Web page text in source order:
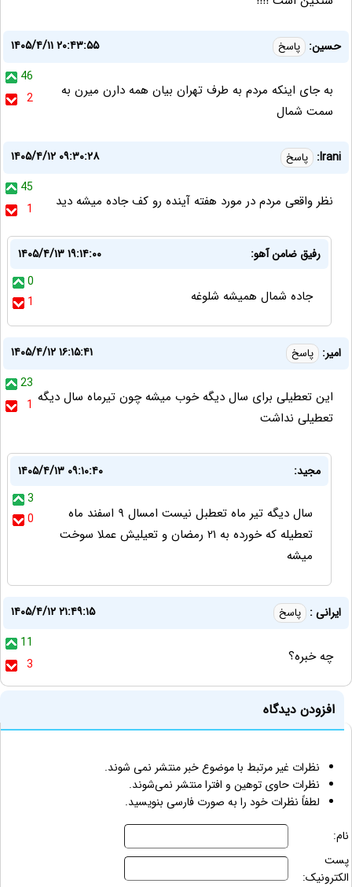
حسین: پاسخ
۱۴۰۵/۴/۱۱ ۲۰:۴۳:۵۵
46
2
به جای اینکه مردم به طرف تهران بیان همه دارن میرن به
سمت شمال
Irani: پاسخ
۱۴۰۵/۴/۱۲ ۰۹:۳۰:۲۸
45
1
نظر واقعی مردم در مورد هفته آینده رو کف جاده میشه دید
رفیق ضامن آهو:
۱۴۰۵/۴/۱۳ ۱۹:۱۴:۰۰
0
1
جاده شمال همیشه شلوغه
امیر: پاسخ
۱۴۰۵/۴/۱۲ ۱۶:۱۵:۴۱
23
1 این تعطیلی برای سال دیگه خوب میشه چون تیرماه سال دیگه
تعطیلی نداشت
مجید:
۱۴۰۵/۴/۱۳ ۰۹:۱۰:۴۰
3
0
سال دیگه تیر ماه تعطبل نیست امسال ۹ اسفند ماه
تعطیله که خورده به ۲۱ رمضان و تعیلیش عملا سوخت
میشه
ایرانی : پاسخ
۱۴۰۵/۴/۱۲ ۲۱:۴۹:۱۵
11
3
چه خبره؟
افزودن دیدگاه
نظرات غیر مرتبط با موضوع خبر منتشر نمی شوند.
نظرات حاوی توهین و افترا منتشر نمی‌شوند.
لطفاً نظرات خود را به صورت فارسی بنویسید.
نام:
پست
الکترونیک: